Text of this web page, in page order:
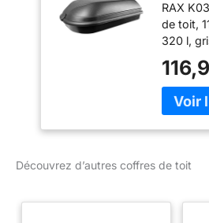
Noir
RAX
de toit,
320 l,
Découvrez d’autres coffres de toit